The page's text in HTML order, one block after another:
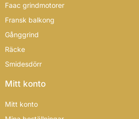
Faac grindmotorer
Fransk balkong
Gånggrind
Räcke
Smidesdörr
Mitt konto
Mitt konto